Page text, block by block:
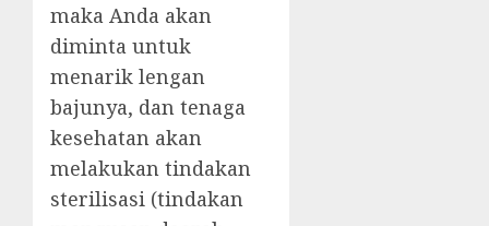
maka Anda akan
diminta untuk
menarik lengan
bajunya, dan tenaga
kesehatan akan
melakukan tindakan
sterilisasi (tindakan